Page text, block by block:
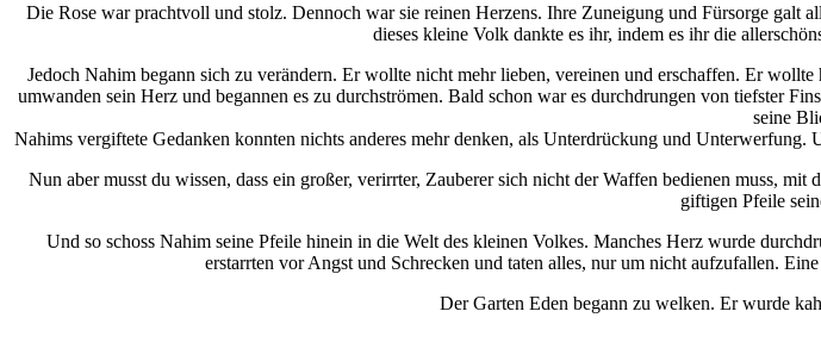
Die Rose war prachtvoll und stolz. Dennoch war sie reinen Herzens. Ihre Zuneigung und Fürsorge galt
dieses kleine Volk dankte es ihr, indem es ihr die
Jedoch Nahim begann sich zu verändern. Er wollte nicht mehr lieben, vereinen und erschaffen. Er
umwanden sein Herz und begannen es zu durchströmen. Bald schon war es durchdrungen von tiefster
seine
Nahims vergiftete Gedanken konnten nichts anderes mehr denken, als Unterdrückung und
Nun aber musst du wissen, dass ein großer, verirrter, Zauberer sich nicht der Waffen bedienen muss,
giftigen Pfeile
Und so schoss Nahim seine Pfeile hinein in die Welt des kleinen Volkes. Manches Herz wurde
erstarrten vor Angst und Schrecken und taten alles, nur um nicht aufzufallen.
Der Garten Eden begann zu welken. Er wurde